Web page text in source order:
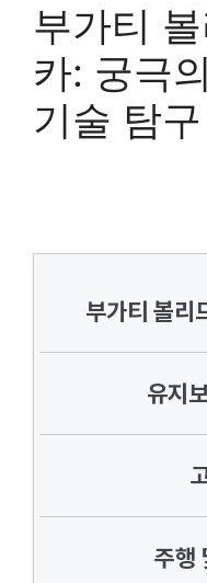
부가티
카: 궁극
기술 탐구
부가티 볼리
유지
주행